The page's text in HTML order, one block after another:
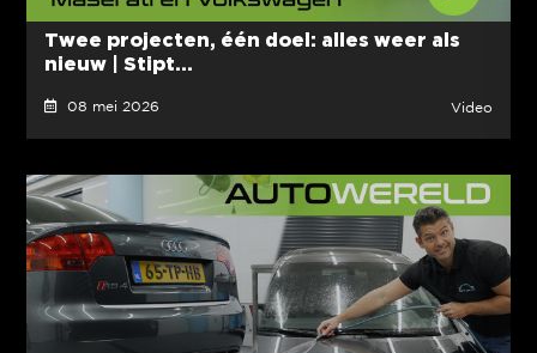
Twee projecten, één doel: alles weer als
nieuw | Stipt...
08 mei 2026 Video